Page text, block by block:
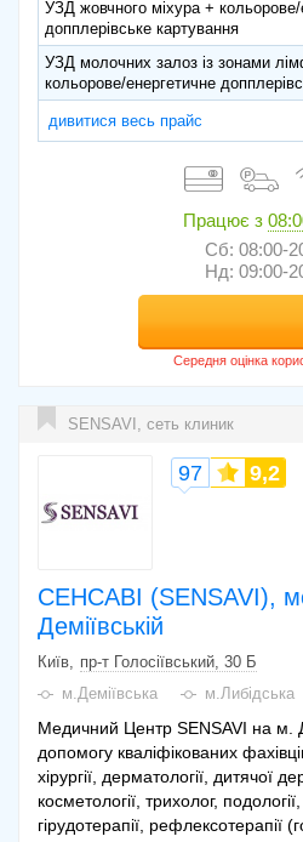
УЗД жовчного міхура + кольорове/
допплерівське картування
УЗД молочних залоз із зонами
кольорове/енергетичне
дивитися весь прайс
Працює з
Сб: 08:00-
Нд: 09:00-
SENSAVI, сеть клиник
СЕНСАВІ (SENSAVI),
Деміївській
97 9,2
Київ
пр-т Голосіївський, 30 Б
м.Деміївська
м.Либідська
Медичний Центр SENSAVI на м.
допомогу кваліфікованих
хірургії, дерматології, дитячої
косметології, трихолог,
гірудотерапії, рефлексотерапії